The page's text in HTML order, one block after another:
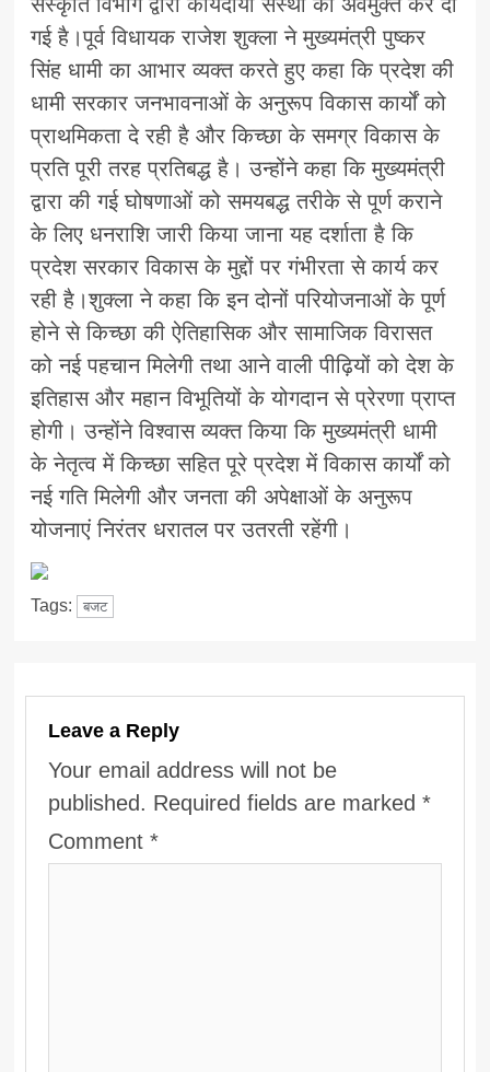
गई है।पूर्व विधायक राजेश शुक्ला ने मुख्यमंत्री पुष्कर
सिंह धामी का आभार व्यक्त करते हुए कहा कि प्रदेश की
धामी सरकार जनभावनाओं के अनुरूप विकास कार्यों को
प्राथमिकता दे रही है और किच्छा के समग्र विकास के
प्रति पूरी तरह प्रतिबद्ध है। उन्होंने कहा कि मुख्यमंत्री
द्वारा की गई घोषणाओं को समयबद्ध तरीके से पूर्ण कराने
के लिए धनराशि जारी किया जाना यह दर्शाता है कि
प्रदेश सरकार विकास के मुद्दों पर गंभीरता से कार्य कर
रही है।शुक्ला ने कहा कि इन दोनों परियोजनाओं के पूर्ण
होने से किच्छा की ऐतिहासिक और सामाजिक विरासत
को नई पहचान मिलेगी तथा आने वाली पीढ़ियों को देश के
इतिहास और महान विभूतियों के योगदान से प्रेरणा प्राप्त
होगी। उन्होंने विश्वास व्यक्त किया कि मुख्यमंत्री धामी
के नेतृत्व में किच्छा सहित पूरे प्रदेश में विकास कार्यों को
नई गति मिलेगी और जनता की अपेक्षाओं के अनुरूप
योजनाएं निरंतर धरातल पर उतरती रहेंगी।
Tags: बजट
Leave a Reply
Your email address will not be
published. Required fields are marked*
Comment*